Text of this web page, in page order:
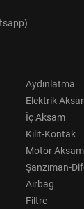
Aydınlatma
Elektrik
İç Aksam
Kilit-Kontak
Motor
Şanzıman-
Airbag
Filtre